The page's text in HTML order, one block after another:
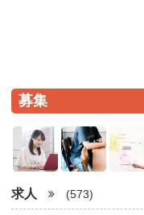
募集
求人 (573)